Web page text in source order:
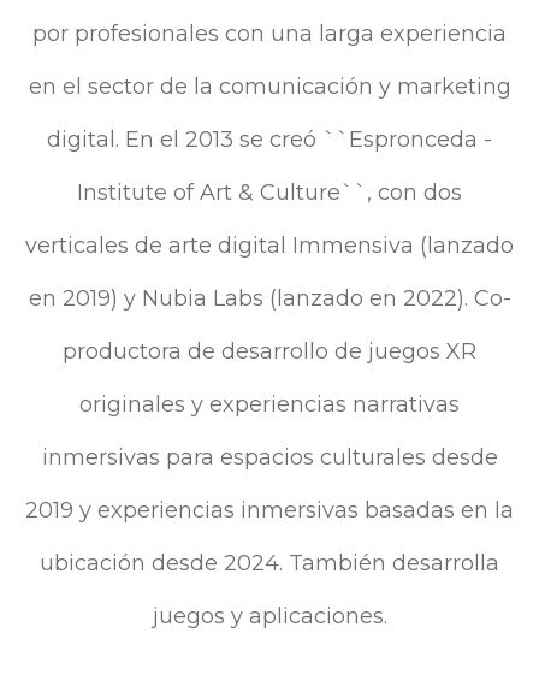
por profesionales con una larga experiencia
en el sector de la comunicación y marketing
digital. En el 2013 se creó ``Espronceda -
Institute of Art & Culture``, con dos
verticales de arte digital Immensiva (lanzado
en 2019) y Nubia Labs (lanzado en 2022). Co-
productora de desarrollo de juegos XR
originales y experiencias narrativas
inmersivas para espacios culturales desde
2019 y experiencias inmersivas basadas en la
ubicación desde 2024. También desarrolla
juegos y aplicaciones.